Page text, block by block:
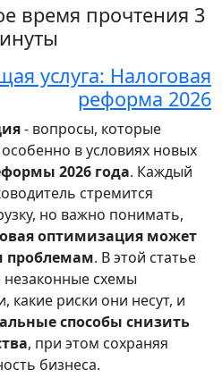
время прочтения 3
услуга: Налоговая
реформа 2026
- вопросы, которые
в условиях новых
2026 года. Каждый
стремится
но важно понимать,
оптимизация может
проблемам. В этой статье
схемы
какие риски они несут, и
способы снизить
, при этом сохраняя
бизнеса.